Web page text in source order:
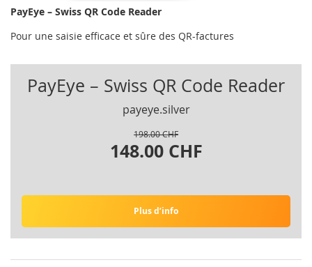
PayEye – Swiss QR Code Reader
Pour une saisie efficace et sûre des QR-factures
PayEye – Swiss QR Code Reader
payeye.silver
198.00 CHF
148.00 CHF
Plus d’info